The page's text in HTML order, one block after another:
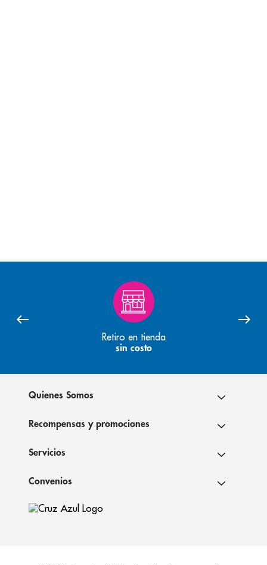
Retiro en tienda
sin costo
Quienes Somos
Recompensas y promociones
Servicios
Convenios